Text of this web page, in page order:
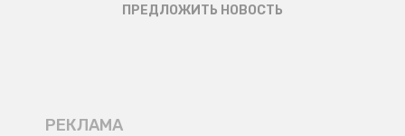
ПРЕДЛОЖИТЬ НОВОСТЬ
РЕКЛАМА